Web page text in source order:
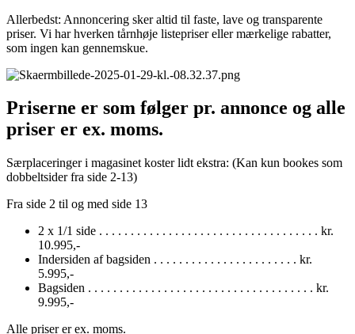
Allerbedst: Annoncering sker altid til faste, lave og transparente
priser. Vi har hverken tårnhøje listepriser eller mærkelige rabatter,
som ingen kan gennemskue.
Priserne er som følger pr. annonce og alle
priser er ex. moms.
Særplaceringer i magasinet koster lidt ekstra: (Kan kun bookes som
dobbeltsider fra side 2-13)
Fra side 2 til og med side 13
2 x 1/1 side . . . . . . . . . . . . . . . . . . . . . . . . . . . . . . . . . . . kr.
10.995,-
Indersiden af bagsiden . . . . . . . . . . . . . . . . . . . . . . . kr.
5.995,-
Bagsiden . . . . . . . . . . . . . . . . . . . . . . . . . . . . . . . . . . . . kr.
9.995,-
Alle priser er ex. moms.